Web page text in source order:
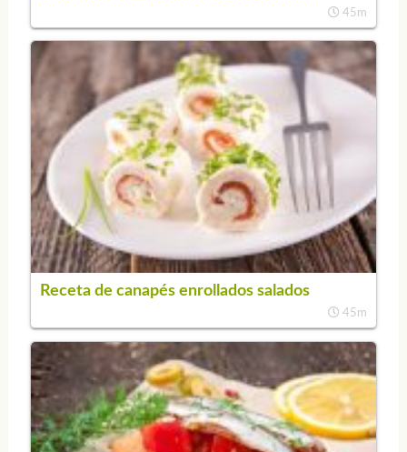
45m
Receta de canapés enrollados salados
45m